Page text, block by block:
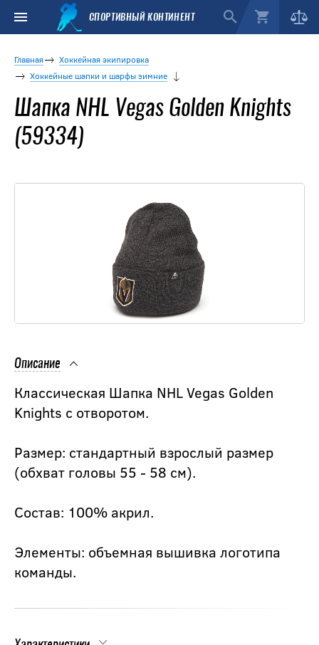
СПОРТИВНЫЙ КОНТИНЕНТ
Главная
Хоккейная экипировка
Хоккейные шапки и шарфы зимние
Шапка NHL Vegas Golden Knights
(59334)
Описание
Классическая Шапка NHL Vegas Golden
Knights с отворотом.
Размер: стандартный взрослый размер
(обхват головы 55 - 58 см).
Состав: 100% акрил.
Элементы: объемная вышивка логотипа
команды.